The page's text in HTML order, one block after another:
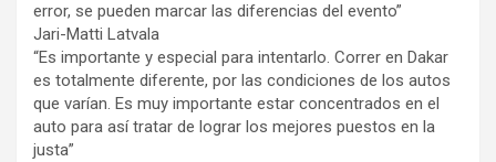
error, se pueden marcar las diferencias del evento”
Jari-Matti Latvala
“Es importante y especial para intentarlo. Correr en Dakar
es totalmente diferente, por las condiciones de los autos
que varían. Es muy importante estar concentrados en el
auto para así tratar de lograr los mejores puestos en la
justa”